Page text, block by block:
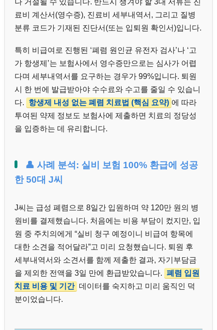
료비 계산서(영수증), 진료비 세부내역서, 그리고 질병
분류 코드가 기재된 진단서(또는 입퇴원 확인서)입니다.
특히 비급여로 진행된 ‘폐렴 원인균 유전자 검사’나 ‘고
가 항생제’는 보험사에서 영수증만으로는 심사가 어렵
다며 세부내역서를 요구하는 경우가 99%입니다. 퇴원
시 한 번에 발급받아야 수수료와 수고를 줄일 수 있습니
다.
항생제 내성 없는 폐렴 치료법 (핵심 요약) 에 따라
투여된 약제 정보도 보험사에 제출하면 치료의 정당성
을 입증하는 데 유리합니다.
👤 사례 분석: 실비 보험 100% 환급에 성공
한 50대 J씨
J씨는 급성 폐렴으로 8일간 입원하며 약 120만 원의 병
원비를 결제했습니다. 처음에는 비용 부담이 컸지만, 입
원 중 주치의에게 “실비 청구 예정이니 비급여 항목에
대한 소견을 적어달라”고 미리 요청했습니다. 퇴원 후
세부내역서와 소견서를 함께 제출한 결과, 자기부담금
을 제외한 전액을 3일 만에 환급받았습니다. 폐렴 입원
치료 비용 및 기간 데이터를 숙지하고 미리 움직인 덕
분이었습니다.